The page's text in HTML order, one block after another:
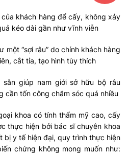
khách hàng để cấy, không xảy
kéo dài gần như vĩnh viễn
một “sợi râu” do chính khách hàng
cắt tỉa, tạo hình tùy thích
giúp nam giới sở hữu bộ râu
cần tốn công chăm sóc quá nhiều
khoa có tính thẩm mỹ cao, cấy
thực hiện bởi bác sĩ chuyên khoa
bị y tế hiện đại, quy trình thực hiện
chứng không mong muốn như: